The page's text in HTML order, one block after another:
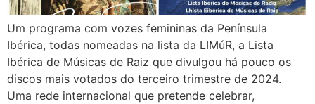
Um programa com vozes femininas da Península
Ibérica, todas nomeadas na lista da LIMúR, a Lista
Ibérica de Músicas de Raiz que divulgou há pouco os
discos mais votados do terceiro trimestre de 2024.
Uma rede internacional que pretende celebrar,